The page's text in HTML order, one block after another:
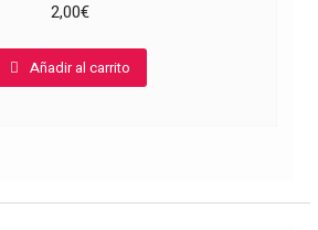
2,00€
Añadir al carrito